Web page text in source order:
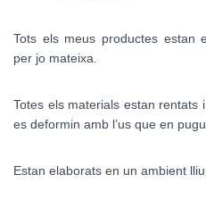
Tots els meus productes estan
per jo mateixa.
Totes els materials estan
es deformin amb l’us que en
Estan elaborats en un ambient